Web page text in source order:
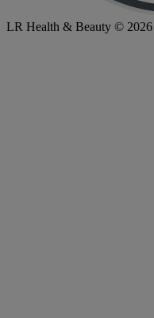
LR Health & Beauty © 2026